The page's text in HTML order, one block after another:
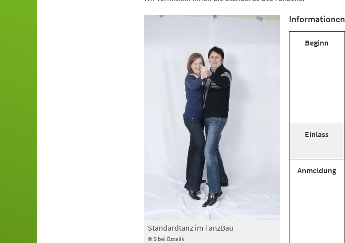
© Sibel Özcelik
Standardtanz im TanzBau
Informationen
Beginn
Einlass
Anmeldung